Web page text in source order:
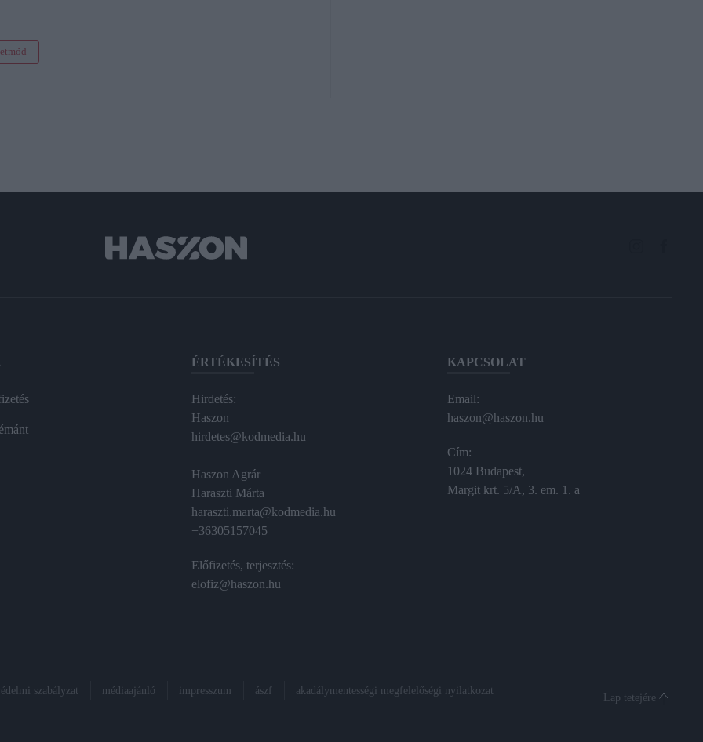
ÉRTÉKESÍTÉS
Hirdetés:
Haszon
hirdetes@kodmedia.hu
Haszon Agrár
Haraszti Márta
haraszti.marta@kodmedia.hu
+36305157045
Előfizetés, terjesztés:
elofiz@haszon.hu
KAPCSOLAT
Email:
haszon@haszon.hu
Cím:
1024 Budapest,
Margit krt. 5/A, 3. em. 1. a
szabályzat médiaajánló impresszum ászf akadálymentességi megfelelőségi nyilatkozat
Lap tetejére